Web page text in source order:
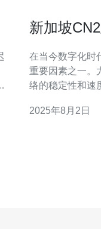
新加坡
在当今数字化时
重要因素之一。
络的稳定性和速
网络服务中，新
2025年8月2日